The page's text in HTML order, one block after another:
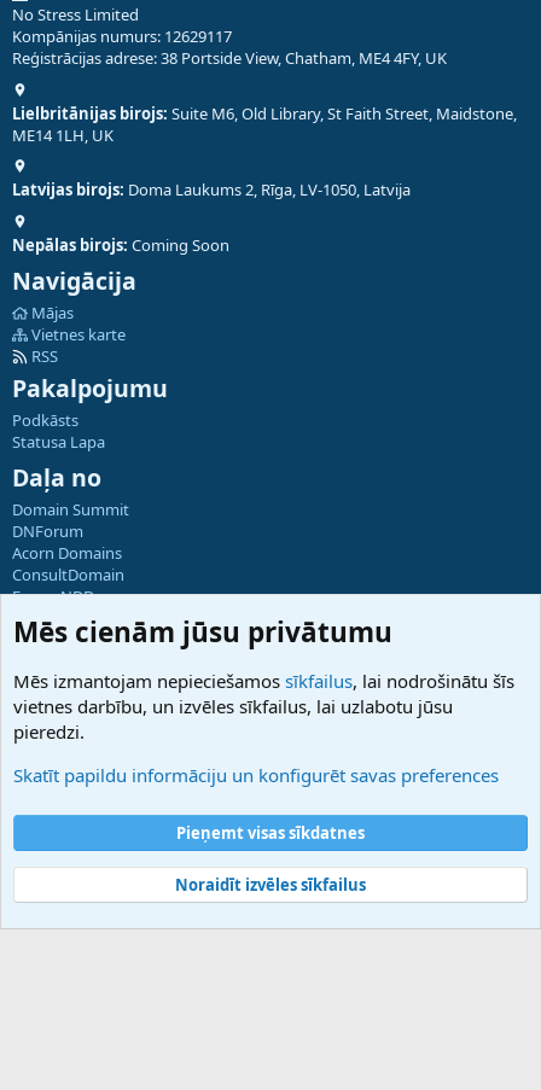
No Stress Limited
Kompānijas numurs: 12629117
Reģistrācijas adrese: 38 Portside View, Chatham, ME4 4FY, UK
Lielbritānijas birojs: Suite M6, Old Library, St Faith Street, Maidstone,
ME14 1LH, UK
Latvijas birojs: Doma Laukums 2, Rīga, LV-1050, Latvija
Nepālas birojs: Coming Soon
Navigācija
Mājas
Vietnes karte
RSS
Pakalpojumu
Podkāsts
Statusa Lapa
Daļa no
Domain Summit
DNForum
Acorn Domains
ConsultDomain
ForumNDD
Domainforum.ro
27.be
Hostmaria
Atbalsts
Palīdzība
Noteikumi un nosacījumi
Privātuma politika
Community platform by XenForo® © 2010-2025 XenForo Ltd.
Mēs cienām jūsu privātumu
Mēs izmantojam nepieciešamos sīkfailus, lai nodrošinātu šīs
vietnes darbību, un izvēles sīkfailus, lai uzlabotu jūsu
pieredzi.
Skatīt papildu informāciju un konfigurēt savas preferences
Pieņemt visas sīkdatnes
Noraidīt izvēles sīkfailus